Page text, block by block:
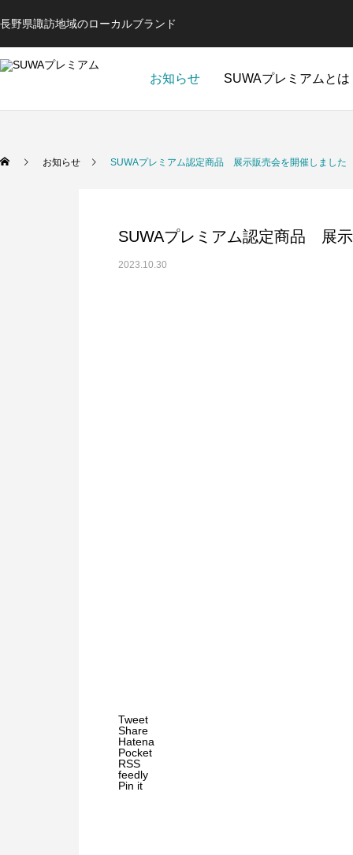
長野県諏訪地域のローカルブランド
お知らせ SUWAプレミアムとは
お知らせ SUWAプレミアム認定商品 展示販売会を開催しました
SUWAプレミアム認定商品 展
2023.10.30
Tweet
Share
Hatena
Pocket
RSS
feedly
Pin it